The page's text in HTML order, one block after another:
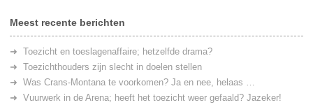
Meest recente berichten
Toezicht en toeslagenaffaire; hetzelfde drama?
Toezichthouders zijn slecht in doelen stellen
Was Crans-Montana te voorkomen? Ja en nee, helaas …
Vuurwerk in de Arena; heeft het toezicht weer gefaald? Jazeker!